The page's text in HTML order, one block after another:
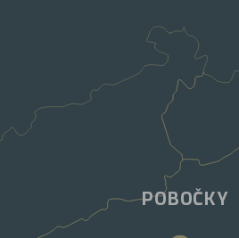
POBOČKY